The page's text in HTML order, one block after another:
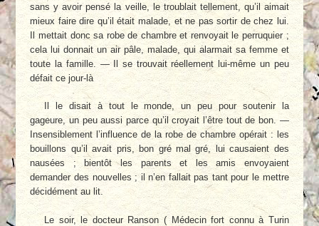
sans y avoir pensé la veille, le troublait tellement, qu’il aimait
mieux faire dire qu’il était malade, et ne pas sortir de chez lui.
Il mettait donc sa robe de chambre et renvoyait le perruquier ;
cela lui donnait un air pâle, malade, qui alarmait sa femme et
toute la famille. — Il se trouvait réellement lui-même un peu
défait ce jour-là
Il le disait à tout le monde, un peu pour soutenir la
gageure, un peu aussi parce qu’il croyait l’être tout de bon. —
Insensiblement l’influence de la robe de chambre opérait : les
bouillons qu’il avait pris, bon gré mal gré, lui causaient des
nausées ; bientôt les parents et les amis envoyaient
demander des nouvelles ; il n’en fallait pas tant pour le mettre
décidément au lit.
Le soir, le docteur Ranson ( Médecin fort connu à Turin